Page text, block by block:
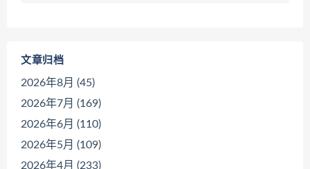
文章归档
2026年8月 (45)
2026年7月 (169)
2026年6月 (110)
2026年5月 (109)
2026年4月 (233)